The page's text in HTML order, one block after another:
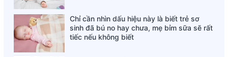
Chỉ cần nhìn dấu hiệu này là biết trẻ sơ
sinh đã bú no hay chưa, mẹ bỉm sữa sẽ rất
tiếc nếu không biết